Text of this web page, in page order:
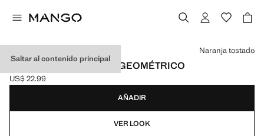
Saltar al contenido principal
PAÑUELO ESTAMPADO GEOMÉTRICO
Precio actual [US$ 22.99 ]
US$ 22.99
Selecciona un color
Naranja tostado
AÑADIR
VER LOOK